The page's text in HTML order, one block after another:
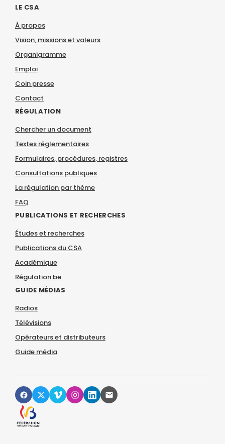
LE CSA
À propos
Vision, missions et valeurs
Organigramme
Emploi
Coin presse
Contact
RÉGULATION
Chercher un document
Textes réglementaires
Formulaires, procédures, registres
Consultations publiques
La régulation par thème
FAQ
PUBLICATIONS ET RECHERCHES
Études et recherches
Publications du CSA
Académique
Régulation.be
GUIDE MÉDIAS
Radios
Télévisions
Opérateurs et distributeurs
Guide média